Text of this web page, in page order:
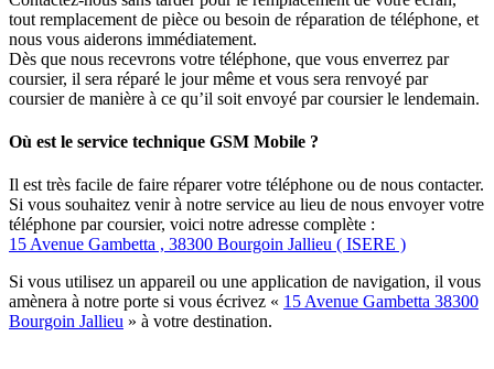
tout remplacement de pièce ou besoin de réparation de téléphone, et
nous vous aiderons immédiatement.
Dès que nous recevrons votre téléphone, que vous enverrez par
coursier, il sera réparé le jour même et vous sera renvoyé par
coursier de manière à ce qu’il soit envoyé par coursier le lendemain.
Où est le service technique GSM Mobile ?
Il est très facile de faire réparer votre téléphone ou de nous contacter.
Si vous souhaitez venir à notre service au lieu de nous envoyer votre
téléphone par coursier, voici notre adresse complète :
15 Avenue Gambetta , 38300 Bourgoin Jallieu ( ISERE )
Si vous utilisez un appareil ou une application de navigation, il vous
amènera à notre porte si vous écrivez « 15 Avenue Gambetta 38300
Bourgoin Jallieu » à votre destination.